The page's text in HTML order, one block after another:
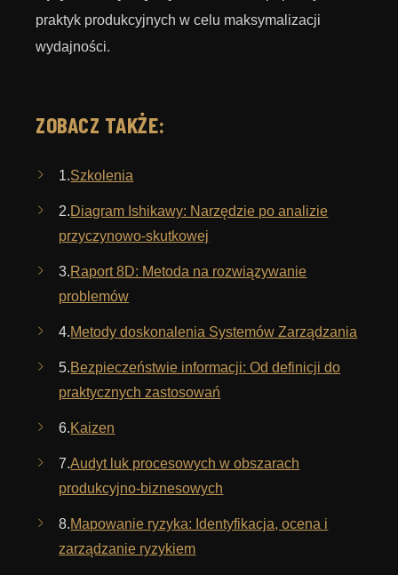
praktyk produkcyjnych w celu maksymalizacji
wydajności.
ZOBACZ TAKŻE:
1.Szkolenia
2.Diagram Ishikawy: Narzędzie po analizie
przyczynowo-skutkowej
3.Raport 8D: Metoda na rozwiązywanie
problemów
4.Metody doskonalenia Systemów Zarządzania
5.Bezpieczeństwie informacji: Od definicji do
praktycznych zastosowań
6.Kaizen
7.Audyt luk procesowych w obszarach
produkcyjno-biznesowych
8.Mapowanie ryzyka: Identyfikacja, ocena i
zarządzanie ryzykiem